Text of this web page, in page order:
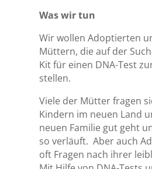
Was wir tun
Wir wollen Adoptierten
Müttern, die auf der
Kit für einen DNA-Test
stellen.
Viele der Mütter fragen
Kindern im neuen Land
neuen Familie gut geht
so verläuft. Aber auch
oft Fragen nach ihrer